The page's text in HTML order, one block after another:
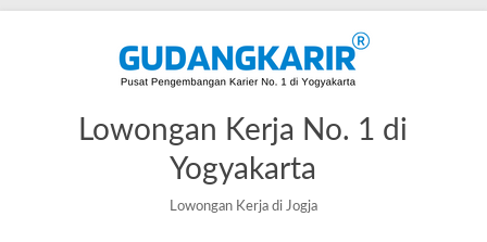
Lowongan Kerja No. 1 di
Yogyakarta
Lowongan Kerja di Jogja